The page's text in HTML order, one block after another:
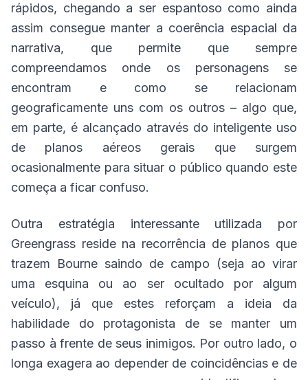
rápidos, chegando a ser espantoso como ainda
assim consegue manter a coerência espacial da
narrativa, que permite que sempre
compreendamos onde os personagens se
encontram e como se relacionam
geograficamente uns com os outros – algo que,
em parte, é alcançado através do inteligente uso
de planos aéreos gerais que surgem
ocasionalmente para situar o público quando este
começa a ficar confuso.
Outra estratégia interessante utilizada por
Greengrass reside na recorrência de planos que
trazem Bourne saindo de campo (seja ao virar
uma esquina ou ao ser ocultado por algum
veículo), já que estes reforçam a ideia da
habilidade do protagonista de se manter um
passo à frente de seus inimigos. Por outro lado, o
longa exagera ao depender de coincidências e de